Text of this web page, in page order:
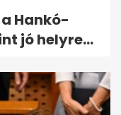
Hankó-
jó helyre...